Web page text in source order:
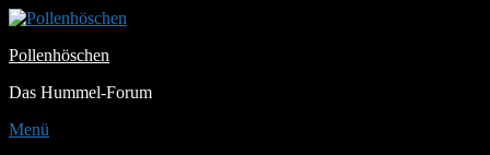
Zum
springen
Pollenhöschen
Das Hummel-Forum
Menü